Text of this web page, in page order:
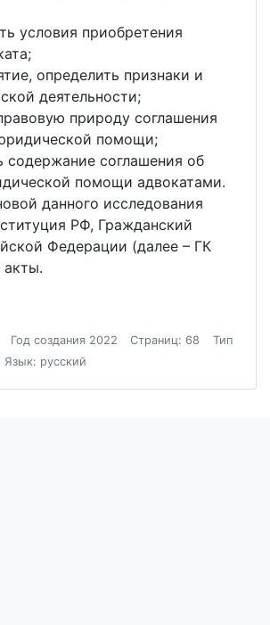
условия приобретения
определить признаки и
деятельности;
природу соглашения
помощи;
соглашения об
помощи адвокатами.
данного исследования
РФ, Гражданский
Федерации (далее – ГК
Год создания 2022 Страниц: 68
Тип
Язык: русский